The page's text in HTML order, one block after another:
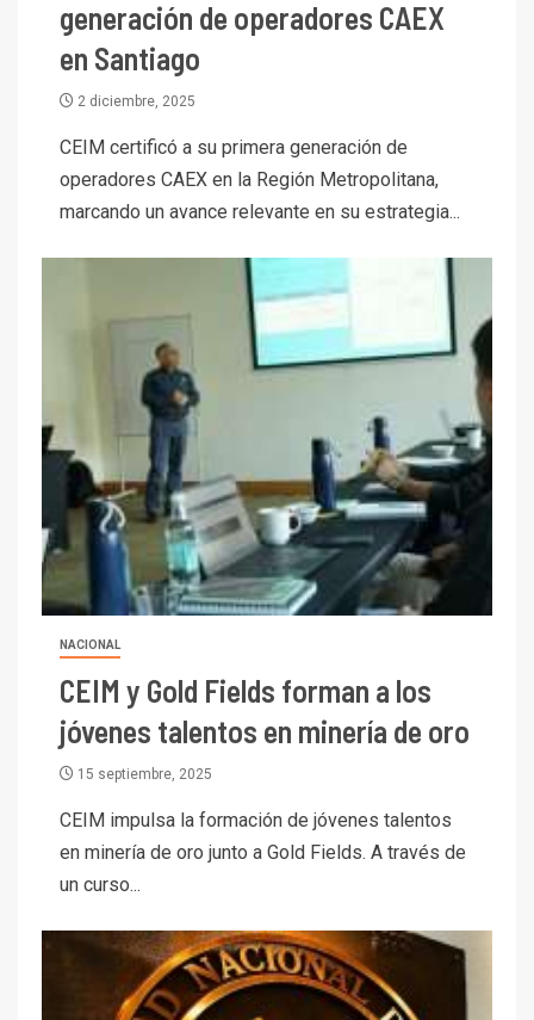
generación de operadores CAEX
en Santiago
2 diciembre, 2025
CEIM certificó a su primera generación de
operadores CAEX en la Región Metropolitana,
marcando un avance relevante en su estrategia...
NACIONAL
CEIM y Gold Fields forman a los
jóvenes talentos en minería de oro
15 septiembre, 2025
CEIM impulsa la formación de jóvenes talentos
en minería de oro junto a Gold Fields. A través de
un curso...
3 I+D
Central reporta resultados
dispares en el primer
trimestre
4
Cochilco: precio del cobre
alcanza máximos por escasez
de concentrados